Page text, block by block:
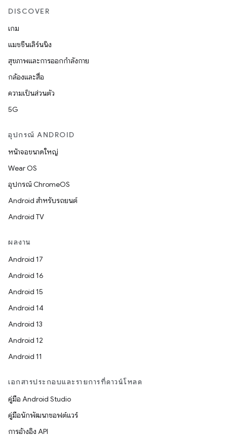
DISCOVER
เกม
แมชชีนเลิร์นนิง
สุขภาพและการออกกำลังกาย
กล้องและสื่อ
ความเป็นส่วนตัว
5G
อุปกรณ์ ANDROID
หน้าจอขนาดใหญ่
Wear OS
อุปกรณ์ ChromeOS
Android สำหรับรถยนต์
Android TV
ผลงาน
Android 17
Android 16
Android 15
Android 14
Android 13
Android 12
Android 11
เอกสารประกอบและรายการที่ดาวน์โหลด
คู่มือ Android Studio
คู่มือนักพัฒนาซอฟต์แวร์
การอ้างอิง API